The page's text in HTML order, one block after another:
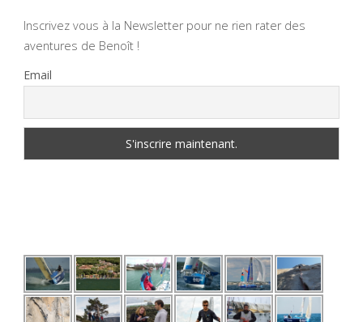
Inscrivez vous à la Newsletter pour ne rien rater des
aventures de Benoît !
Email